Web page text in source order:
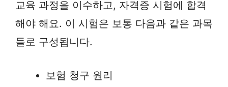
교육 과정을 이수하고, 자격증 시험에 합격
해야 해요. 이 시험은 보통 다음과 같은 과목
들로 구성됩니다.
보험 청구 원리